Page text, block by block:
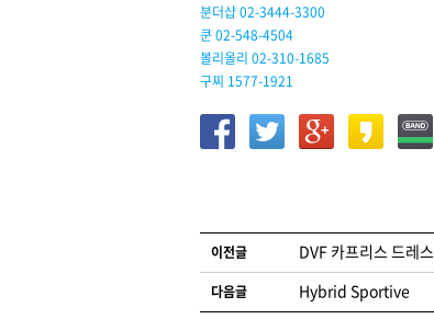
분더샵 02-3444-3300
쿤 02-548-4504
볼리올리 02-310-1685
구찌 1577-1921
글 네비게이션
이전글 DVF 카프리스 드레스
다음글 Hybrid Sportive